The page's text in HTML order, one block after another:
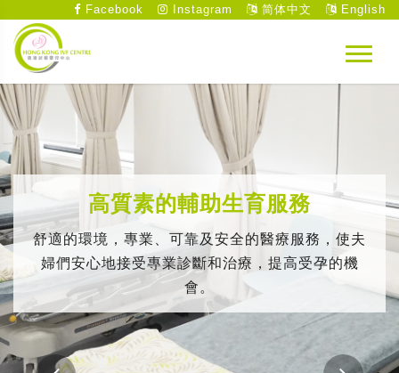
Facebook Instagram 简体中文 English
高質素的輔助生育服務
舒適的環境，專業、可靠及安全的醫療服務，使夫
婦們安心地接受專業診斷和治療，提高受孕的機
會。